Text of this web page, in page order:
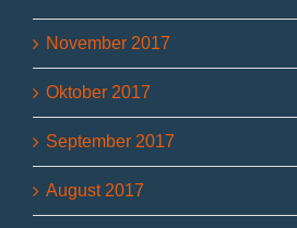
November 2017
Oktober 2017
September 2017
August 2017